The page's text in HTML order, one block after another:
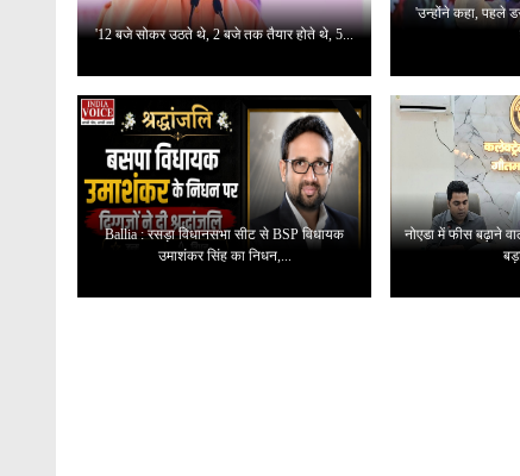
'12 बजे सोकर उठते थे, 2 बजे तक तैयार होते थे, 5...
'उन्होंने कहा, पहले
Ballia : रसड़ा विधानसभा सीट से BSP विधायक
उमाशंकर सिंह का निधन,...
नोएडा में फीस बढ़ाने